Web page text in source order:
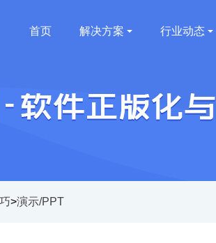
首页 解决方案 行业动态
>演示/PPT